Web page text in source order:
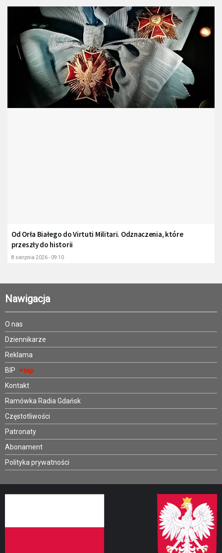
Od Orła Białego do Virtuti Militari. Odznaczenia, które
przeszły do historii
8 sierpnia 2026 - 09:10
Nawigacja
O nas
Dziennikarze
Reklama
BIP
Kontakt
Ramówka Radia Gdańsk
Częstotliwości
Patronaty
Abonament
Polityka prywatności